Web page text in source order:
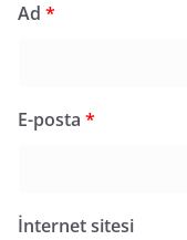
Ad *
E-posta *
İnternet sitesi